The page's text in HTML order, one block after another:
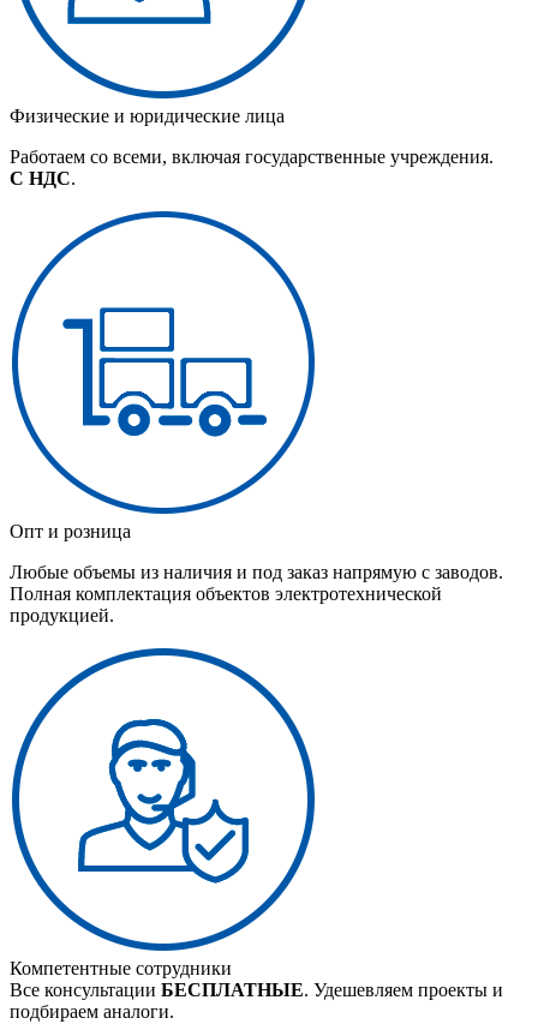
Физические и юридические лица
Работаем со всеми, включая государственные учреждения.
С НДС.
Опт и розница
Любые объемы из наличия и под заказ напрямую с заводов.
Полная комплектация объектов электротехнической
продукцией.
Компетентные сотрудники
Все консультации БЕСПЛАТНЫЕ. Удешевляем проекты и
подбираем аналоги.